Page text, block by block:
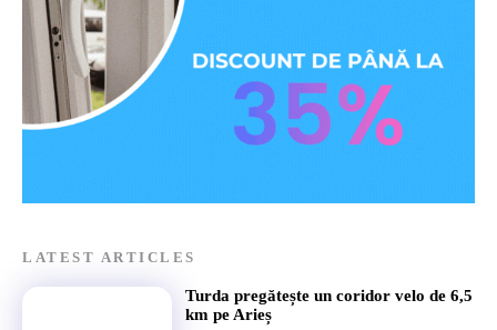
LATEST ARTICLES
Turda pregătește un coridor velo de 6,5
km pe Arieș